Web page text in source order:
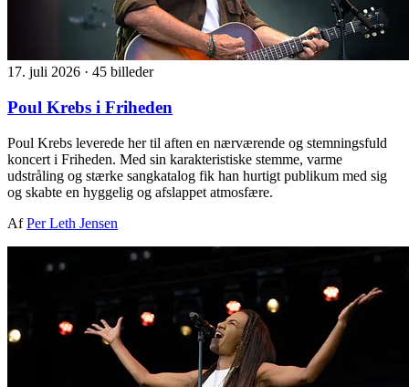
17. juli 2026 · 45 billeder
Poul Krebs i Friheden
Poul Krebs leverede her til aften en nærværende og stemningsfuld
koncert i Friheden. Med sin karakteristiske stemme, varme
udstråling og stærke sangkatalog fik han hurtigt publikum med sig
og skabte en hyggelig og afslappet atmosfære.
AfPer Leth Jensen